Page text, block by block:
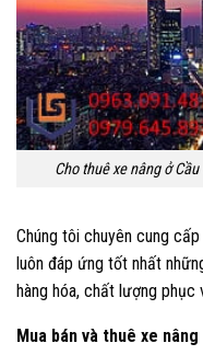
Cho thuê xe nâng ở
Chúng tôi chuyên cung
luôn đáp ứng tốt nhất
hàng hóa, chất lượng
Mua bán và thuê xe